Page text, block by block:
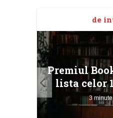
de
Premiul
lista celor
3